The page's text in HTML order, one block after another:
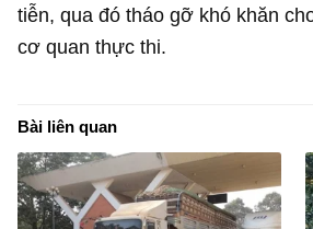
tiễn, qua đó tháo gỡ khó khăn
cơ quan thực thi.
Bài liên quan